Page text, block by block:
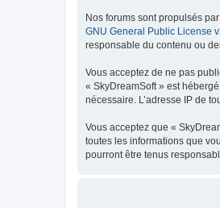
Nos forums sont propulsés
GNU General Public License
responsable du contenu ou
Vous acceptez de ne pas
« SkyDreamSoft » est
nécessaire. L’adresse IP de
Vous acceptez que «
toutes les informations que
pourront être tenus